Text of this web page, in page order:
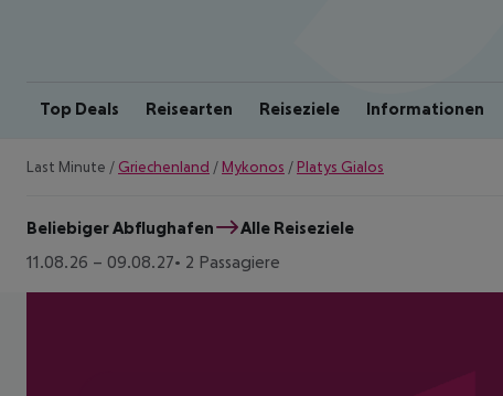
Top Deals Reisearten Reiseziele Informationen
Last Minute / Griechenland / Mykonos / Platys Gialos
Beliebiger Abflughafen
Alle Reiseziele
11.08.26 – 09.08.27 2 Passagiere